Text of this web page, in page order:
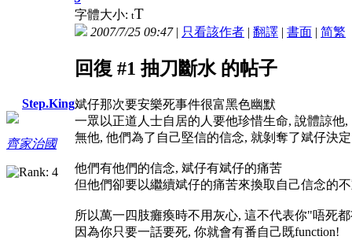
Step.King
齊家治國
字體大小: tT
2007/7/25 09:47| 只看該作者 | 翻譯 | 書面 | 简繁
回復 #1 抽刀斷水 的帖子
斌仔那次要安樂死事件很富黑色幽默
一眾以正道人士自居的人要他珍惜生命, 說體諒他
無他, 他們為了自己堅信的信念, 就剝奪了斌仔決
他們有他們的信念, 斌仔有斌仔的痛苦
但他們卻要以繼續斌仔的痛苦來換取自己信念的
所以萬一四肢癱瘓時不用灰心, 這不代表你"唔死
因為你只要一話要死, 你就會有番自己既function!